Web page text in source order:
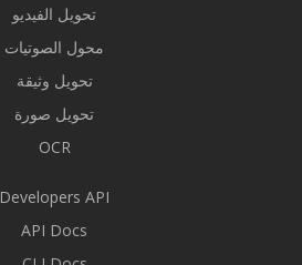
تحويل الفيديو
محول الصوتيات
تحويل وثيقة
تحويل صورة
OCR
Developers API
API Docs